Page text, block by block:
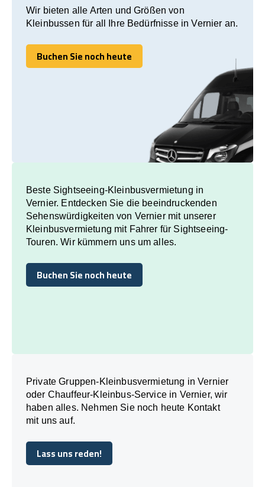
Wir bieten alle Arten und Größen von
Kleinbussen für all Ihre Bedürfnisse in Vernier an.
Buchen Sie noch heute
Buchen Sie noch heute
Beste Sightseeing-Kleinbusvermietung in
Vernier. Entdecken Sie die beeindruckenden
Sehenswürdigkeiten von Vernier mit unserer
Kleinbusvermietung mit Fahrer für Sightseeing-
Touren. Wir kümmern uns um alles.
Buchen Sie noch heute
Buchen Sie noch heute
Private Gruppen-Kleinbusvermietung in Vernier
oder Chauffeur-Kleinbus-Service in Vernier, wir
haben alles. Nehmen Sie noch heute Kontakt
mit uns auf.
Lass uns reden!
Lass uns reden!